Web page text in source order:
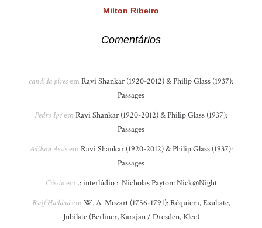
Milton Ribeiro
Comentários
candida piresem Ravi Shankar (1920-2012) & Philip Glass (1937):
Passages
Pedro Ipêem Ravi Shankar (1920-2012) & Philip Glass (1937):
Passages
Adilson Assisem Ravi Shankar (1920-2012) & Philip Glass (1937):
Passages
Cássioem .: interlúdio :. Nicholas Payton: Nick@Night
Raif Haddadem W. A. Mozart (1756-1791): Réquiem, Exultate,
Jubilate (Berliner, Karajan / Dresden, Klee)